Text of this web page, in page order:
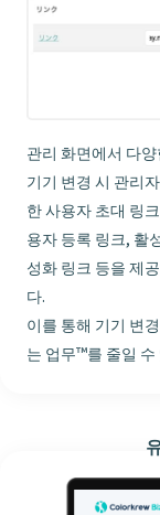
관리 화면에서 다
기기 변경 시 관리
한 사용자 초대 링
용자 등록 링크, 활
성화 링크 등을 제
다.
이를 통해 기기 변
는 업무™를 줄일 수